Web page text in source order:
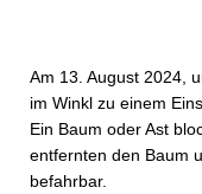
Am 13. August 2024,
im Winkl zu einem
Ein Baum oder Ast
entfernten den Baum
befahrbar.